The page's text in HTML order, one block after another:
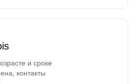
и сроке
контакты